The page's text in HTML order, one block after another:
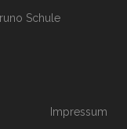
Schule
Impressum